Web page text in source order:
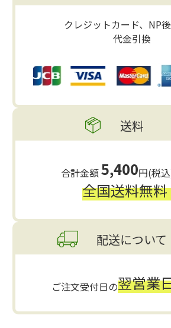
クレジットカード、NP後
代金引換
送料
合計金額5,400円(税
全国送料無
配送について
ご注文受付日の翌営業